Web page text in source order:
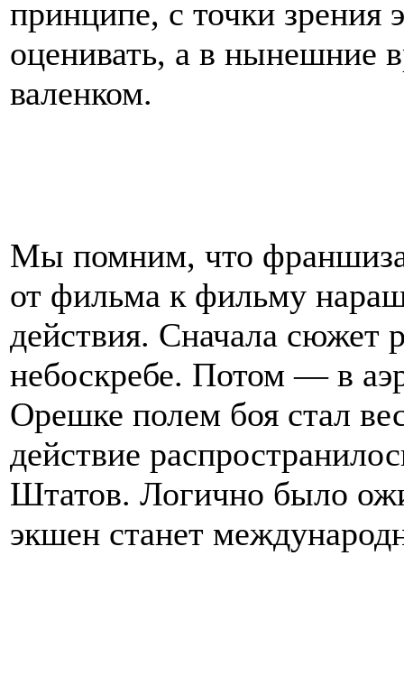
принципе, с точки
оценивать, а в нынешние
валенком.
Мы помним, что
от фильма к фильму
действия. Сначала сюжет
небоскребе. Потом — в
Орешке полем боя стал
действие
Штатов. Логично было
экшен станет